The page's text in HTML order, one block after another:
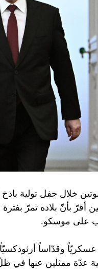
خلال حفل تولية
أقرّ بأنّ بلاده تمرّ
على موسكو.
وقدّاساً أرثوذكسيّاً،
عدّة ممثلين عنها في